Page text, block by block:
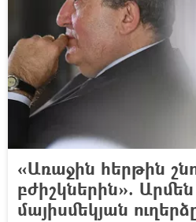
«Առաջին հերթին
բժիշկներին».
մայիսմեկյան